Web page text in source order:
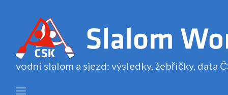
vodní slalom a sjezd: výsledky, žebříčky, data